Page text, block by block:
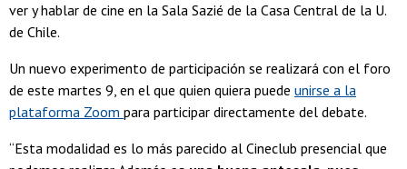
ver y hablar de cine en la Sala Sazié de la Casa Central de la U.
de Chile.
Un nuevo experimento de participación se realizará con el foro
de este martes 9, en el que quien quiera puede unirse a la
plataforma Zoom para participar directamente del debate.
“Esta modalidad es lo más parecido al Cineclub presencial que